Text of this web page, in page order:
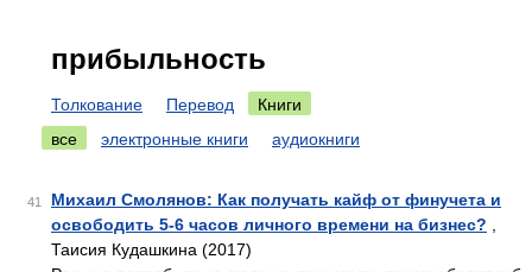
прибыльность
Толкование Перевод
Книги
все
электронные книги аудиокниги
41
Михаил Смолянов: Как получать кайф от финучета и
освободить 5-6 часов личного времени на бизнес?
Таисия Кудашкина (2017)